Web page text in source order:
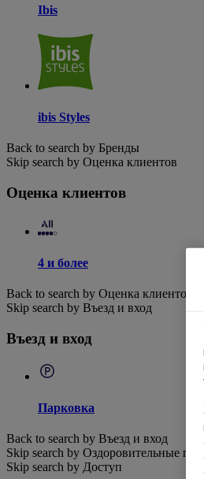
Ibis
ibis Styles
Back to search by Бренды
Skip search by Оценка клиентов
Оценка клиентов
4 и более
Back to search by Оценка клиентов
Skip search by Въезд и вход
Въезд и вход
Парковка
Back to search by Въезд и вход
Skip search by Оздоровительные
Skip search by Доступ